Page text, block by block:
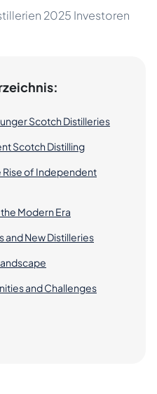
2025 Investoren
Scotch Distilleries
Scotch Distilling
Rise of Independent
Modern Era
and New Distilleries
and Challenges